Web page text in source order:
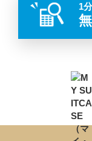
1